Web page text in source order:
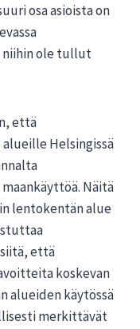
osa asioista on
niihin ole tullut
että
Helsingissä
Näitä
lentokentän alue
että
koskevan
alueiden käytössä
merkittävät